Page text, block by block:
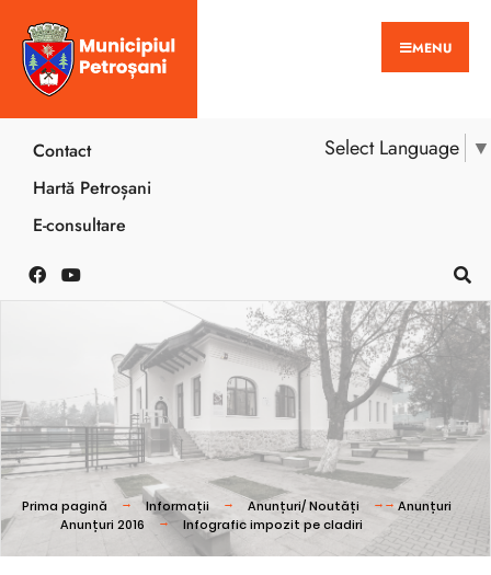
MENU
Select Language ▼
Contact
Hartă Petroșani
E-consultare
Prima pagină Informații Anunțuri/ Noutăți
Anunțuri
Anunțuri 2016
Infografic impozit pe cladiri